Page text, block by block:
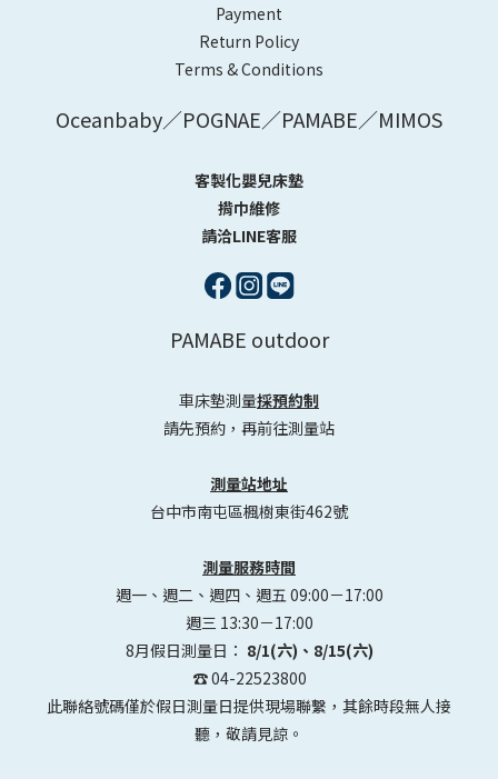
Payment
Return Policy
Terms & Conditions
Oceanbaby／POGNAE／PAMABE／MIMOS
客製化嬰兒床墊
揹巾維修
請洽LINE客服
PAMABE outdoor
車床墊測量採預約制
請先預約，再前往測量站
測量站地址
台中市南屯區楓樹東街462號
測量服務時間
週一、週二、週四、週五 09:00－17:00
週三 13:30－17:00
8月假日測量日： 8/1(六)、8/15(六)
☎️ 04-22523800
此聯絡號碼僅於假日測量日提供現場聯繫，其餘時段無人接
聽，敬請見諒。